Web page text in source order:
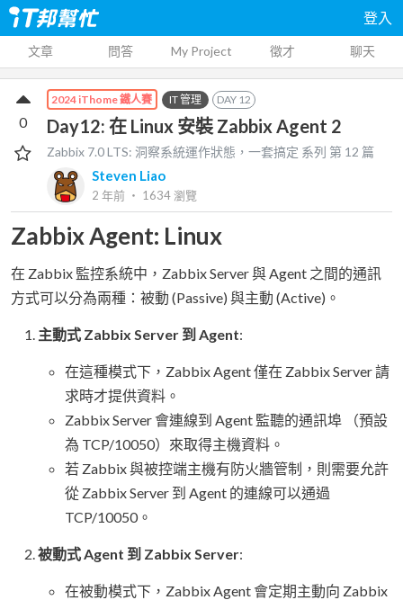
登入
文章 問答 My Project 徵才 聊天
2024 iThome 鐵人賽 IT 管理 DAY 12
Day12: 在 Linux 安裝 Zabbix Agent 2
Zabbix 7.0 LTS: 洞察系統運作狀態，一套搞定 系列 第 12 篇
Steven Liao
2 年前 ‧ 1634瀏覽
0
Zabbix Agent: Linux
在 Zabbix 監控系統中，Zabbix Server 與 Agent 之間的通訊
方式可以分為兩種：被動 (Passive) 與主動 (Active)。
主動式 Zabbix Server 到 Agent:
在這種模式下，Zabbix Agent 僅在 Zabbix Server 請
求時才提供資料。
Zabbix Server 會連線到 Agent 監聽的通訊埠 （預設
為 TCP/10050）來取得主機資料。
若 Zabbix 與被控端主機有防火牆管制，則需要允許
從 Zabbix Server 到 Agent 的連線可以通過
TCP/10050。
被動式 Agent 到 Zabbix Server:
在被動模式下，Zabbix Agent 會定期主動向 Zabbix